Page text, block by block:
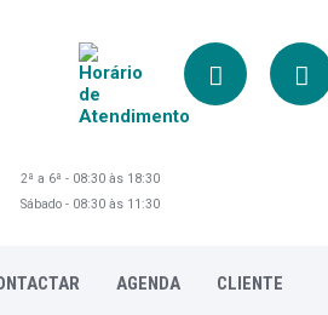
2ª a 6ª - 08:30 às 18:30
Sábado - 08:30 às 11:30
AGENDA CLIENTE